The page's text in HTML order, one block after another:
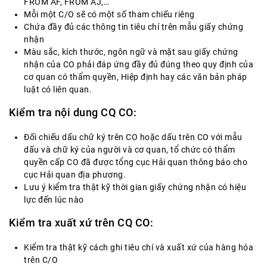
Mỗi một C/O sẽ có một số tham chiếu riêng
Chứa đầy đủ các thông tin tiêu chí trên mẫu giấy chứng
nhận
Màu sắc, kích thước, ngôn ngữ và mặt sau giấy chứng
nhận của CO phải đáp ứng đầy đủ đúng theo quy định của
cơ quan có thẩm quyền, Hiệp định hay các văn bản pháp
luật có liên quan.
Kiểm tra nội dung CQ CO:
Đối chiếu dấu chữ ký trên CO hoặc dấu trên CO với mẫu
dấu và chữ ký của người và cơ quan, tổ chức có thẩm
quyền cấp CO đã được tổng cục Hải quan thông báo cho
cục Hải quan địa phương.
Lưu ý kiểm tra thật kỹ thời gian giấy chứng nhận có hiệu
lực đến lúc nào
Kiểm tra xuất xứ trên CQ CO:
Kiểm tra thật kỹ cách ghi tiêu chí và xuất xứ của hàng hóa
trên C/O